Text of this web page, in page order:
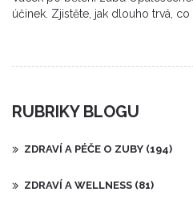
účinek. Zjistěte, jak dlouho trvá,
RUBRIKY BLOGU
ZDRAVÍ A PÉČE O ZUBY (194)
ZDRAVÍ A WELLNESS (81)